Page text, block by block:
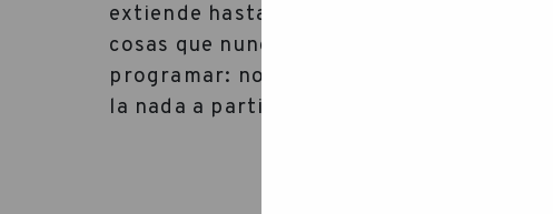
extiende hasta el crepúsculo. Con
cosas que nunca pensaríamos
programar: nombrar nubes, construir
la nada a partir de todo.